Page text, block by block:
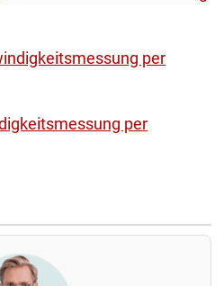
per
per